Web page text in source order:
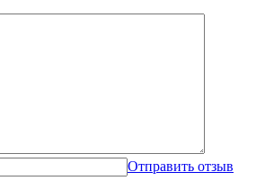
Отправить отзыв